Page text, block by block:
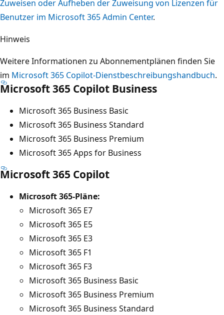
Zuweisen oder Aufheben der Zuweisung von Lizenzen für
Benutzer im Microsoft 365 Admin Center.
Hinweis
Weitere Informationen zu Abonnementplänen finden Sie
im Microsoft 365 Copilot-Dienstbeschreibungshandbuch.
Microsoft 365 Copilot Business
Microsoft 365 Business Basic
Microsoft 365 Business Standard
Microsoft 365 Business Premium
Microsoft 365 Apps for Business
Microsoft 365 Copilot
Microsoft 365-Pläne:
Microsoft 365 E7
Microsoft 365 E5
Microsoft 365 E3
Microsoft 365 F1
Microsoft 365 F3
Microsoft 365 Business Basic
Microsoft 365 Business Premium
Microsoft 365 Business Standard